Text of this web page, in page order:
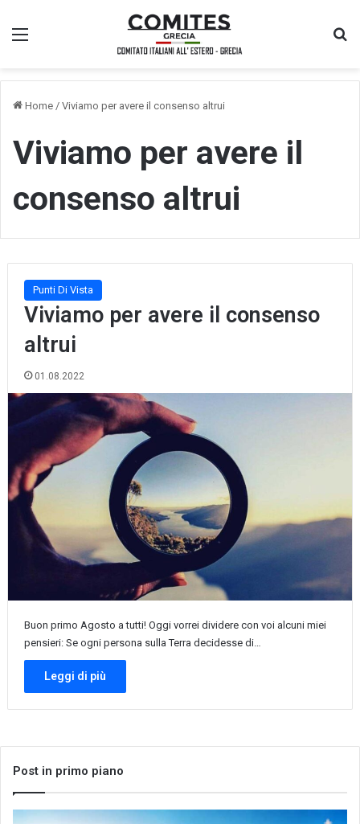
Menu
Home / Viviamo per avere il consenso altrui
Viviamo per avere il
consenso altrui
Punti Di Vista
Viviamo per avere il consenso
altrui
01.08.2022
Buon primo Agosto a tutti! Oggi vorrei dividere con voi alcuni miei
pensieri: Se ogni persona sulla Terra decidesse di…
Leggi di più
Post in primo piano
Che